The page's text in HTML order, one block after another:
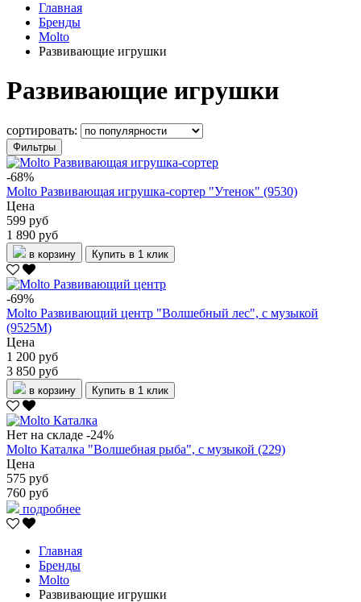
Главная
Бренды
Molto
Развивающие игрушки
Развивающие игрушки
сортировать:
Фильтры
-68%
Molto Развивающая игрушка-сортер "Утенок" (9530)
Цена
599 руб
1 890 руб
в корзину Купить в 1 клик
-69%
Molto Развивающий центр "Волшебный лес", с музыкой
(9525M)
Цена
1 200 руб
3 850 руб
в корзину Купить в 1 клик
Нет на складе -24%
Molto Каталка "Волшебная рыба", с музыкой (229)
Цена
575 руб
760 руб
подробнее
Главная
Бренды
Molto
Развивающие игрушки